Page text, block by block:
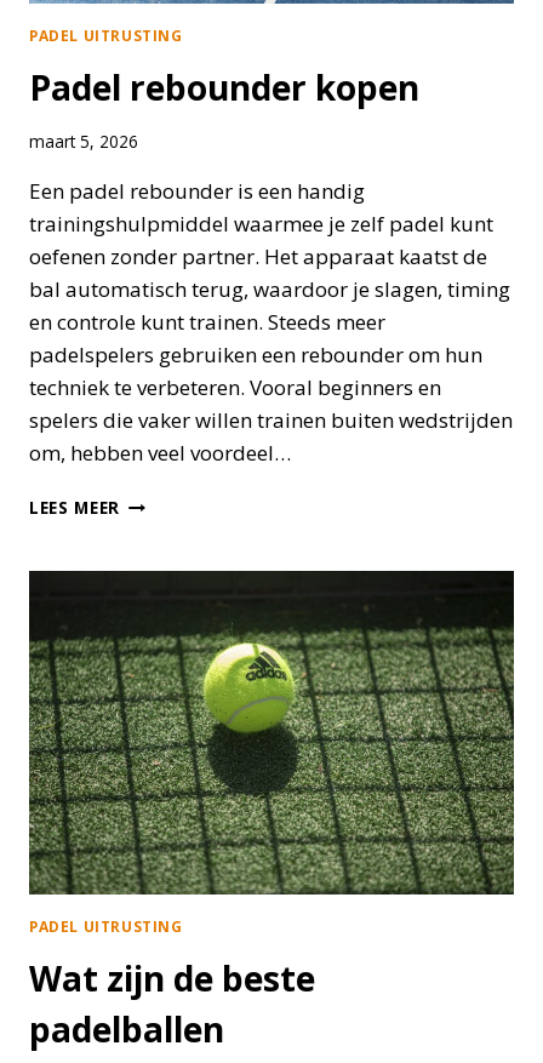
PADEL UITRUSTING
Padel rebounder kopen
maart 5, 2026
Een padel rebounder is een handig
trainingshulpmiddel waarmee je zelf padel kunt
oefenen zonder partner. Het apparaat kaatst de
bal automatisch terug, waardoor je slagen, timing
en controle kunt trainen. Steeds meer
padelspelers gebruiken een rebounder om hun
techniek te verbeteren. Vooral beginners en
spelers die vaker willen trainen buiten wedstrijden
om, hebben veel voordeel…
LEES MEER PADEL
PADEL UITRUSTING
Wat zijn de beste
padelballen